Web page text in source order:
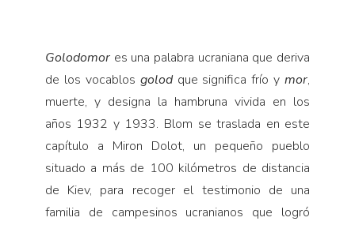
Golodomor es una palabra ucraniana que deriva
de los vocablos golod que significa frío ymor,
muerte, y designa la hambruna vivida en los
años 1932 y 1933. Blom se traslada en este
capítulo a Miron Dolot, un pequeño pueblo
situado a más de 100 kilómetros de distancia
de Kiev, para recoger el testimonio de una
familia de campesinos ucranianos que logró